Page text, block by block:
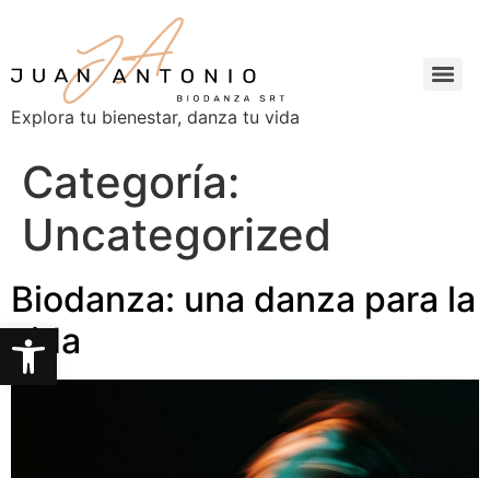
Abrir barra de herramientas
Explora tu bienestar, danza tu vida
Categoría:
Uncategorized
Biodanza: una danza para la
vida